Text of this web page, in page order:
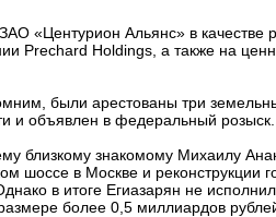
«Центурион Альянс» в качестве
Prechard Holdings, а также на
были арестованы три
и объявлен в федеральный розыск.
близкому знакомому Михаилу
шоссе в Москве и реконструкции
в итоге Егиазарян не
более 0,5 миллиардов